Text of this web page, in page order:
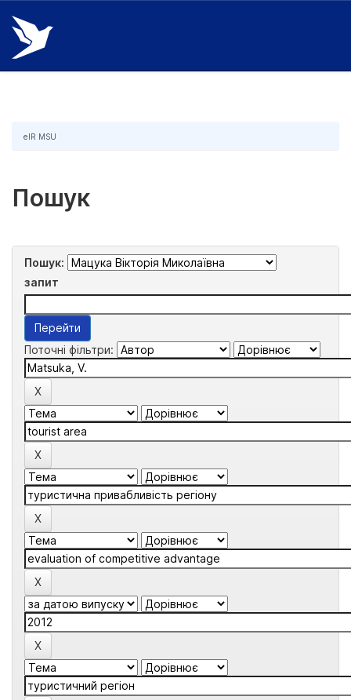
Skip
navigation
eIR MSU
Пошук
Пошук:
запит
Поточні фільтри: